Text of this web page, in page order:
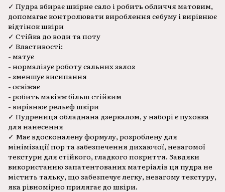
✓ Пудра вбирає шкірне сало і робить обличчя матовим,
допомагає контролювати вироблення себуму і вирівнює
відтінок шкіри
✓ Стійка до води та поту
✓ Властивості:
- матує
- нормалізує роботу сальних залоз
- зменшує висипання
- освіжає
- робить макіяж більш стійким
- вирівнює рельєф шкіри
✓ Пудрениця обладнана дзеркалом, у наборі є пуховка
для нанесення
✓ Має вдосконалену формулу, розроблену для
мінімізації пор та забезпечення дихаючої, невагомої
текстури для стійкого, гладкого покриття. Завдяки
використанню запатентованих матеріалів ця пудра не
містить тальку, що забезпечує легку, невагому текстуру,
яка рівномірно прилягає до шкіри.